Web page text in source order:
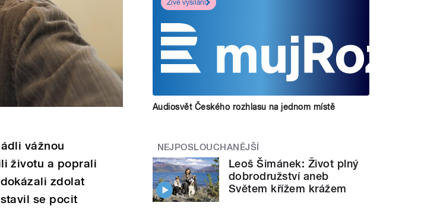
vážnou
životu a poprali
zdolat
se pocit
Živé vysílání
Audiosvět Českého rozhlasu na jednom místě
NEJPOSLOUCHANĚJŠÍ
Leoš Šimánek: Život plný
dobrodružství aneb
Světem křížem krážem